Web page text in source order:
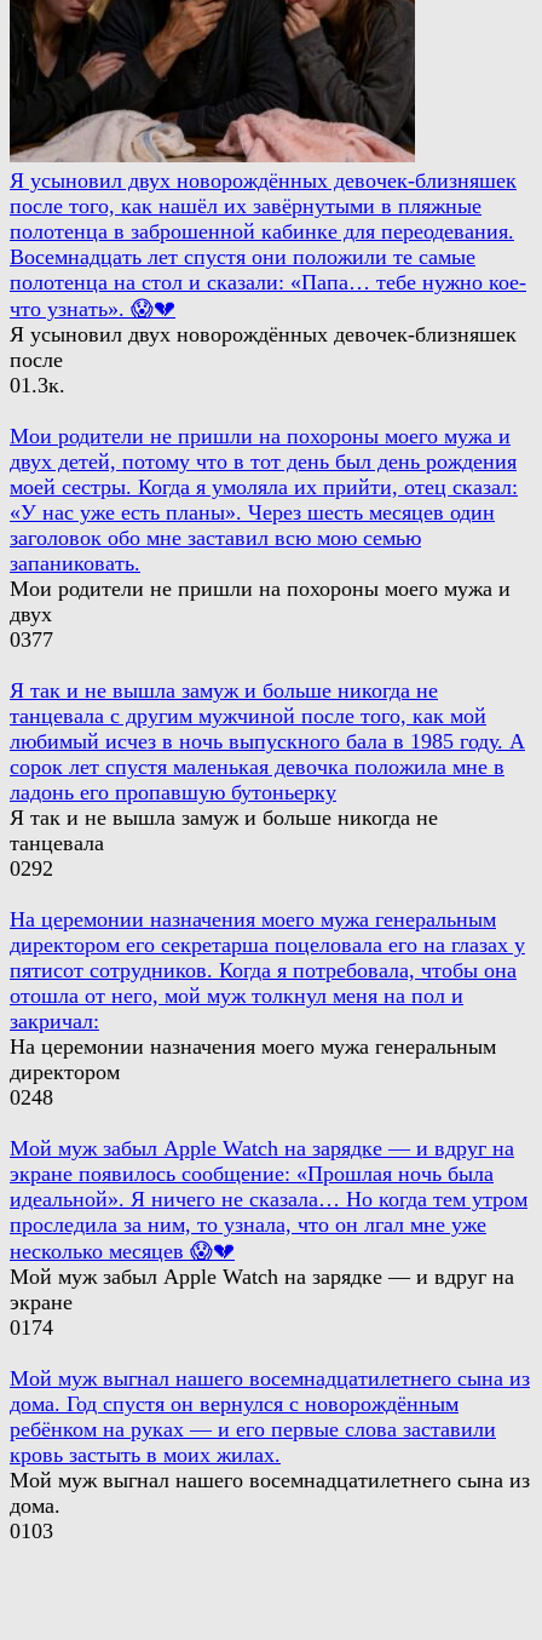
Я усыновил двух новорождённых девочек-близняшек
после того, как нашёл их завёрнутыми в пляжные
полотенца в заброшенной кабинке для переодевания.
Восемнадцать лет спустя они положили те самые
полотенца на стол и сказали: «Папа… тебе нужно кое-
что узнать». 😱💔
Я усыновил двух новорождённых девочек-близняшек
после
01.3к.
Мои родители не пришли на похороны моего мужа и
двух детей, потому что в тот день был день рождения
моей сестры. Когда я умоляла их прийти, отец сказал:
«У нас уже есть планы». Через шесть месяцев один
заголовок обо мне заставил всю мою семью
запаниковать.
Мои родители не пришли на похороны моего мужа и
двух
0377
Я так и не вышла замуж и больше никогда не
танцевала с другим мужчиной после того, как мой
любимый исчез в ночь выпускного бала в 1985 году. А
сорок лет спустя маленькая девочка положила мне в
ладонь его пропавшую бутоньерку
Я так и не вышла замуж и больше никогда не
танцевала
0292
На церемонии назначения моего мужа генеральным
директором его секретарша поцеловала его на глазах у
пятисот сотрудников. Когда я потребовала, чтобы она
отошла от него, мой муж толкнул меня на пол и
закричал:
На церемонии назначения моего мужа генеральным
директором
0248
Мой муж забыл Apple Watch на зарядке — и вдруг на
экране появилось сообщение: «Прошлая ночь была
идеальной». Я ничего не сказала… Но когда тем утром
проследила за ним, то узнала, что он лгал мне уже
несколько месяцев 😱💔
Мой муж забыл Apple Watch на зарядке — и вдруг на
экране
0174
Мой муж выгнал нашего восемнадцатилетнего сына из
дома. Год спустя он вернулся с новорождённым
ребёнком на руках — и его первые слова заставили
кровь застыть в моих жилах.
Мой муж выгнал нашего восемнадцатилетнего сына из
дома.
0103